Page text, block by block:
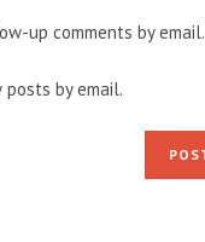
up comments by email.
by email.